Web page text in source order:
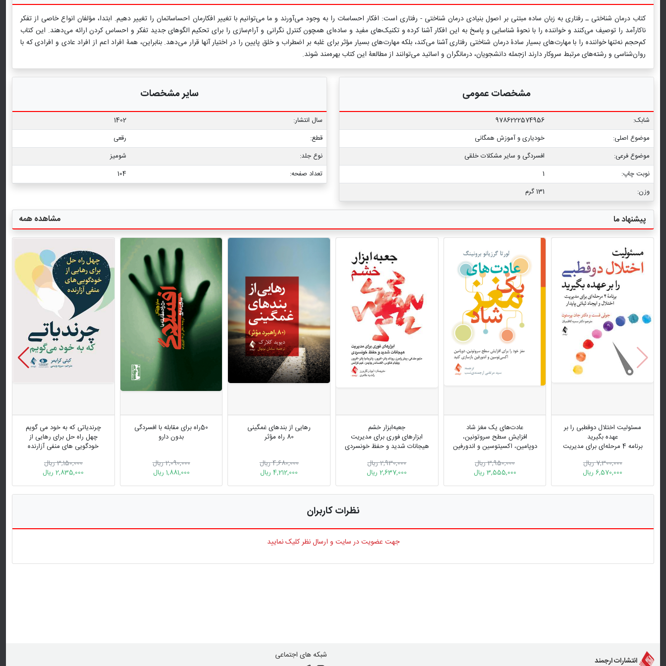
کتاب درمان شناختی ـ رفتاری به زبان ساده مبتنی بر اصول بنیادی درمان شناختی‌ - رفتاری است: افکار احساسات را به وجود می‌آورند و ما می‌توانیم با تغییر افکارمان احساساتمان را تغییر دهیم. ابتدا، مؤلفان انواع خاصی از تفکر
ناکارآمد را توصیف می‌کنند و خواننده را با نحوۀ شناسایی و پاسخ به این افکار آشنا کرده و تکنیک‌های مفید و ساده‌ای همچون کنترل نگرانی و آرام‌سازی را برای تحکیم الگوهای جدید تفکر و احساس کردن ارائه می‌دهند. این کتاب
کم‌حجم نه‌تنها خواننده را با مهارت‌های بسیار سادۀ درمان شناختی رفتاری آشنا می‌کند، بلکه مهارت‌های بسیار مؤثر برای غلبه بر اضطراب و خلق پایین را در اختیار آنها قرار می‌دهد. بنابراین، همۀ افراد اعم از افراد عادی و افرادی که با
روان‌شناسی و رشته‌های مرتبط سروکار دارند از‌جمله دانشجویان، درمانگران و اساتید می‌توانند از مطالعۀ این کتاب بهره‌مند شوند.
مشخصات عمومی
شابک:
9786222574956
موضوع اصلی:
خودیاری و آموزش همگانی
موضوع فرعی:
افسردگی و سایر مشکلات خلقی
نوبت چاپ:
1
وزن:
131 گرم
سایر مشخصات
سال انتشار:
1402
قطع:
رقعی
نوع جلد:
شومیز
تعداد صفحه:
104
پیشنهاد ما مشاهده همه
مسئولیت اختلال دوقطبی را بر
عهده بگیرید
برنامه‌ 4 مرحله‌ای برای مدیریت
7,300,000 ریال
6,570,000 ریال
عادت‌های یک مغز شاد
افزایش سطح سروتونین،
دوپامین، اکسیتوسین و اندورفین
3,950,000 ریال
3,555,000 ریال
جعبه‌ابزار خشم
ابزارهای فوری برای مدیریت
هیجانات شدید و حفظ خونسردی
2,930,000 ریال
2,637,000 ریال
رهایی از بندهای غمگینی
80 راه مؤثر
4,680,000 ریال
4,212,000 ریال
50راه برای مقابله با افسردگی
بدون دارو
2,090,000 ریال
1,881,000 ریال
چرندیاتی که به خود می گویم
چهل راه حل برای رهایی از
خودگویی های منفی آزارنده
3,150,000 ریال
2,835,000 ریال
نظرات کاربران
جهت عضویت در سایت و ارسال نظر کلیک نمایید
انتشارات ارجمند شبکه های اجتماعی